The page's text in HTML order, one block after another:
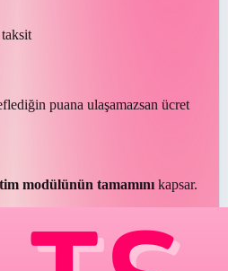
puana ulaşamazsan ücret
modülünün tamamını kapsar.